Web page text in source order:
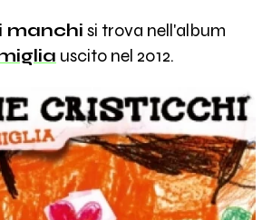
manchi si trova nell'album
uscito nel 2012.